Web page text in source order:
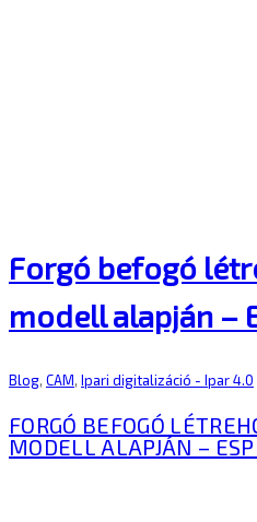
Forgó befogó
modell alapján –
Blog, CAM, Ipari digitalizáció - Ipar 4.0
FORGÓ BEFOGÓ
MODELL ALAPJÁN –